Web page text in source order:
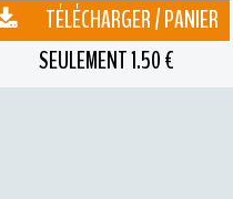
TÉLÉCHARGER / PANIER
SEULEMENT 1.50 €